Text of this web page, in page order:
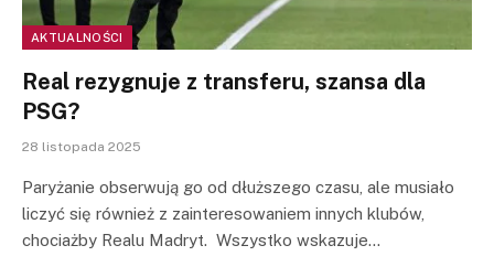
AKTUALNOŚCI
Real rezygnuje z transferu, szansa dla
PSG?
28 listopada 2025
Paryżanie obserwują go od dłuższego czasu, ale musiało
liczyć się również z zainteresowaniem innych klubów,
chociażby Realu Madryt. Wszystko wskazuje…